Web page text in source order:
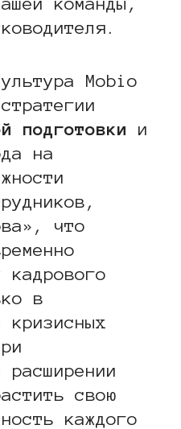
Mobio
подготовки и
на
что
кадрового
в
кризисных
расширении
свою
каждого